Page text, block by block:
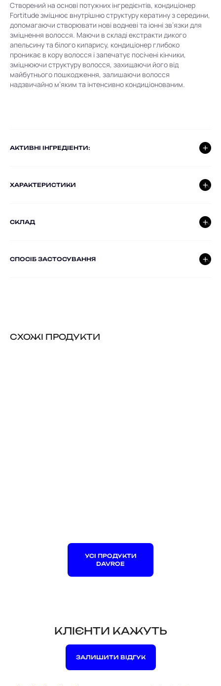
Створений на основі потужних інгредієнтів, кондиціонер
Fortitude зміцнює внутрішню структуру кератину з середини,
допомагаючи створювати нові водневі та іонні зв’язки для
зміцнення волосся. Маючи в складі екстракти дикого
апельсину та білого кипарису, кондиціонер глибоко
проникає в кору волосся і запечатує посічені кінчики,
зміцнюючи структуру волосся, захищаючи його від
майбутнього пошкодження, залишаючи волосся
надзвичайно м’яким та інтенсивно кондиціонованим.
AКТИВНІ ІНГРЕДІЕНТИ:
ХАРАКТЕРИСТИКИ
СКЛАД
СПОСІБ ЗАСТОСУВАННЯ
CХОЖІ ПРОДУКТИ
УСІ ПРОДУКТИ
DAVROE
КЛІЄНТИ КАЖУТЬ
ЗАЛИШИТИ ВІДГУК